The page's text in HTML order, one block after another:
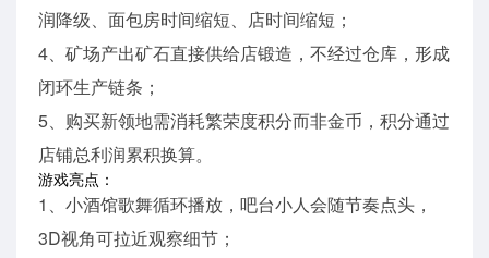
润降级、面包房时间缩短、店时间缩短；
4、矿场产出矿石直接供给店锻造，不经过仓库，形成
闭环生产链条；
5、购买新领地需消耗繁荣度积分而非金币，积分通过
店铺总利润累积换算。
游戏亮点：
1、小酒馆歌舞循环播放，吧台小人会随节奏点头，
3D视角可拉近观察细节；